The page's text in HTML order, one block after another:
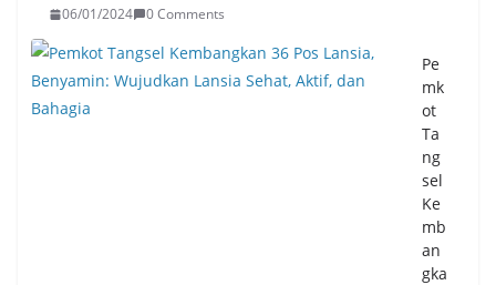
06/01/2024 0 Comments
Pe
mk
ot
Ta
ng
sel
Ke
mb
an
gka